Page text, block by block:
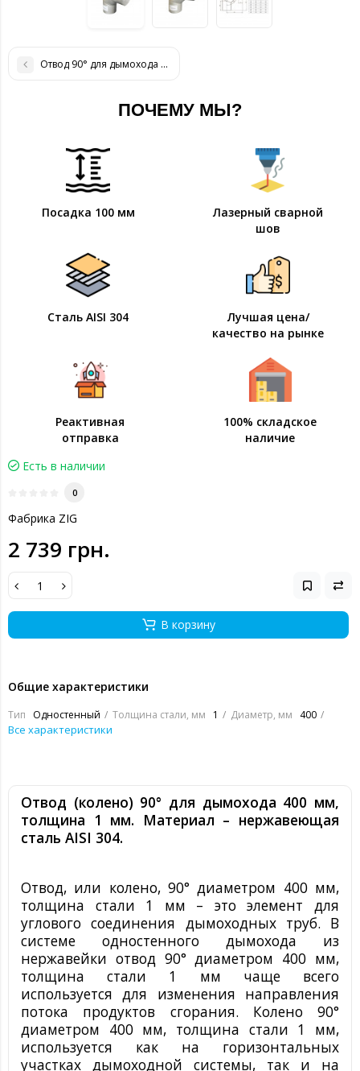
Отвод 90° для дымохода D-350 мм толщина 1 мм
ПОЧЕМУ МЫ?
Посадка 100 мм
Лазерный сварной
шов
Сталь AISI 304
Лучшая цена/
качество на рынке
Реактивная
отправка
100% складское
наличие
Есть в наличии
0
Фабрика ZIG
2 739 грн.
В корзину
Общие характеристики
Тип Одностенный Толщина стали, мм 1 Диаметр, мм 400
Все характеристики
Отвод (колено) 90° для дымохода 400 мм,
толщина 1 мм. Материал – нержавеющая
сталь AISI 304.
Отвод, или колено, 90° диаметром 400 мм,
толщина стали 1 мм – это элемент для
углового соединения дымоходных труб. В
системе одностенного дымохода из
нержавейки отвод 90° диаметром 400 мм,
толщина стали 1 мм чаще всего
используется для изменения направления
потока продуктов сгорания. Колено 90°
диаметром 400 мм, толщина стали 1 мм,
используется как на горизонтальных
участках дымоходной системы, так и на